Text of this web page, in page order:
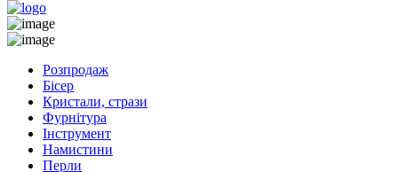
Розпродаж
Бісер
Кристали, стрази
Фурнітура
Інструмент
Намистини
Перли